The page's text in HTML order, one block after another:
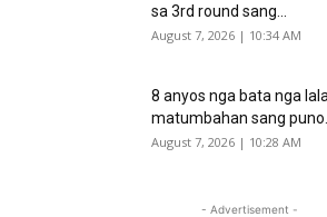
sa 3rd round sang...
August 7, 2026 | 10:34 AM
8 anyos nga bata nga
matumbahan sang puno...
August 7, 2026 | 10:28 AM
- Advertisement -